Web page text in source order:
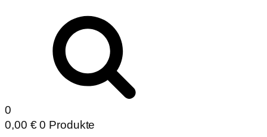
0
0,00 € 0 Produkte